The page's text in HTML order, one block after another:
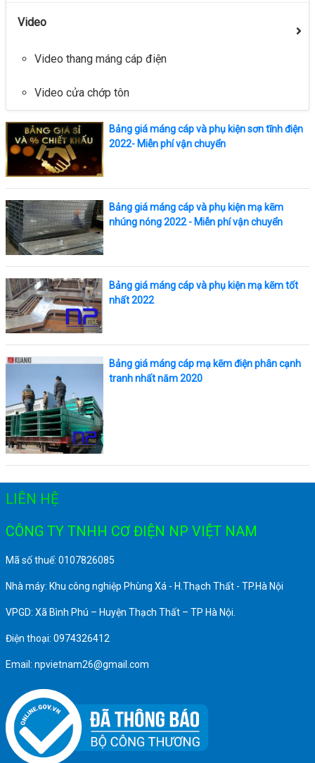
Video
Video thang máng cáp điện
Video cửa chớp tôn
Bảng giá máng cáp và phụ kiện sơn tĩnh điện
2022- Miễn phí vận chuyển
Bảng giá máng cáp và phụ kiện mạ kẽm
nhúng nóng 2022 - Miễn phí vận chuyển
Bảng giá máng cáp và phụ kiện mạ kẽm tốt
nhất 2022
Bảng giá máng cáp mạ kẽm điện phân cạnh
tranh nhất năm 2020
LIÊN HỆ
CÔNG TY TNHH CƠ ĐIỆN NP VIỆT NAM
Mã số thuế: 0107826085
Nhà máy: Khu công nghiệp Phùng Xá - H.Thạch Thất - TP.Hà Nội
VPGD: Xã Bình Phú – Huyện Thạch Thất – TP Hà Nội.
Điện thoại: 0974326412
Email: npvietnam26@gmail.com